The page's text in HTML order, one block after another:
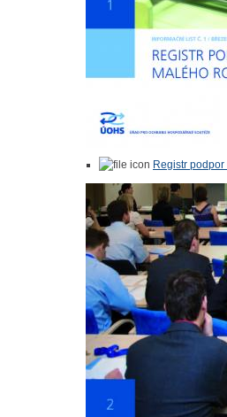
Registr